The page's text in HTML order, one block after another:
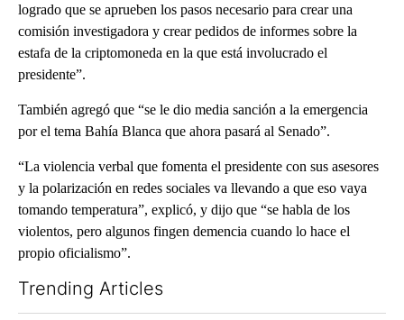
logrado que se aprueben los pasos necesario para crear una
comisión investigadora y crear pedidos de informes sobre la
estafa de la criptomoneda en la que está involucrado el
presidente”.
También agregó que “se le dio media sanción a la emergencia
por el tema Bahía Blanca que ahora pasará al Senado”.
“La violencia verbal que fomenta el presidente con sus asesores
y la polarización en redes sociales va llevando a que eso vaya
tomando temperatura”, explicó, y dijo que “se habla de los
violentos, pero algunos fingen demencia cuando lo hace el
propio oficialismo”.
Trending Articles